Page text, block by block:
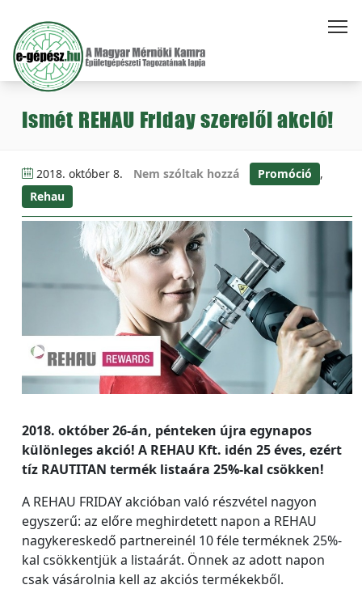
Ismét REHAU Friday szerelői akció!
2018. október 8. Nem szóltak hozzá Promóció
,
Rehau
2018. október 26-án, pénteken újra egynapos
különleges akció! A REHAU Kft. idén 25 éves, ezért
tíz RAUTITAN termék listaára 25%-kal csökken!
A REHAU FRIDAY akcióban való részvétel nagyon
egyszerű: az előre meghirdetett napon a REHAU
nagykereskedő partnereinél 10 féle terméknek 25%-
kal csökkentjük a listaárát. Önnek az adott napon
csak vásárolnia kell az akciós termékekből.